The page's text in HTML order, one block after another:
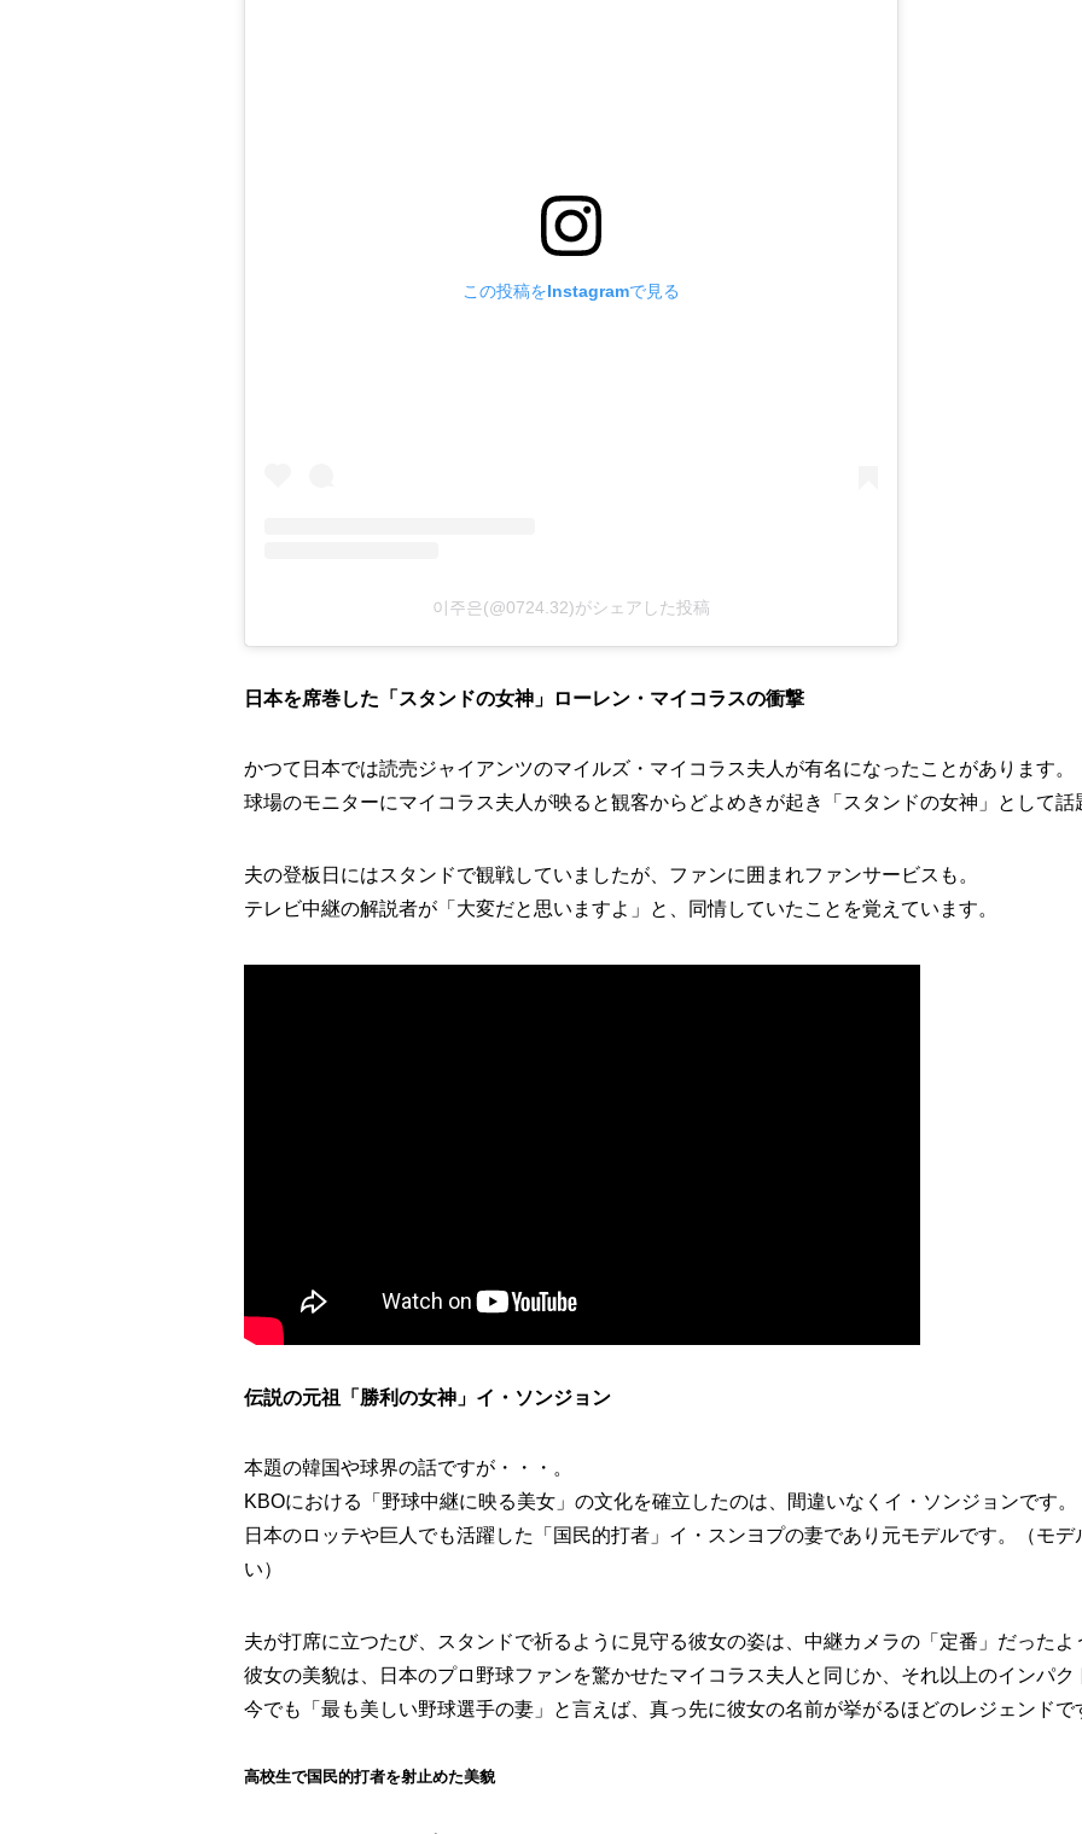
この投稿をInstagramで見る
이주은(@0724.32)がシェアした投稿
日本を席巻した「スタンドの女神」ローレン・マイコラスの衝撃
かつて日本では読売ジャイアンツのマイルズ・マイコラス夫人が有名になったことがあります。
球場のモニターにマイコラス夫人が映ると観客からどよめきが起き「スタンドの女神」として話
夫の登板日にはスタンドで観戦していましたが、ファンに囲まれファンサービスも。
テレビ中継の解説者が「大変だと思いますよ」と、同情していたことを覚えています。
伝説の元祖「勝利の女神」イ・ソンジョン
本題の韓国や球界の話ですが・・・。
KBOにおける「野球中継に映る美女」の文化を確立したのは、間違いなくイ・ソンジョンです。
日本のロッテや巨人でも活躍した「国民的打者」イ・スンヨプの妻であり元モデルです。（モ
い）
夫が打席に立つたび、スタンドで祈るように見守る彼女の姿は、中継カメラの「定番」だったよ
彼女の美貌は、日本のプロ野球ファンを驚かせたマイコラス夫人と同じか、それ以上のインパク
今でも「最も美しい野球選手の妻」と言えば、真っ先に彼女の名前が挙がるほどのレジェンドで
高校生で国民的打者を射止めた美貌